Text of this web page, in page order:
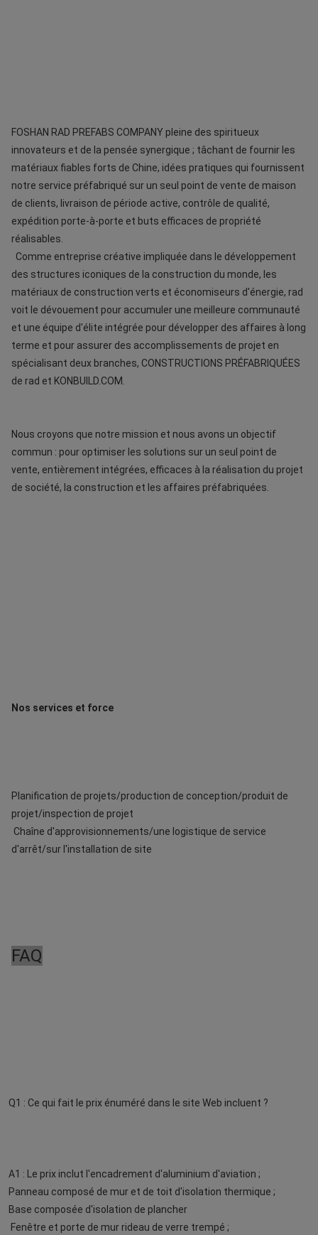
FOSHAN RAD PREFABS COMPANY pleine des spiritueux
innovateurs et de la pensée synergique ; tâchant de fournir les
matériaux fiables forts de Chine, idées pratiques qui fournissent
notre service préfabriqué sur un seul point de vente de maison
de clients, livraison de période active, contrôle de qualité,
expédition porte-à-porte et buts efficaces de propriété
réalisables.
Comme entreprise créative impliquée dans le développement
des structures iconiques de la construction du monde, les
matériaux de construction verts et économiseurs d'énergie, rad
voit le dévouement pour accumuler une meilleure communauté
et une équipe d'élite intégrée pour développer des affaires à long
terme et pour assurer des accomplissements de projet en
spécialisant deux branches, CONSTRUCTIONS PRÉFABRIQUÉES
de rad et KONBUILD.COM.
Nous croyons que notre mission et nous avons un objectif
commun : pour optimiser les solutions sur un seul point de
vente, entièrement intégrées, efficaces à la réalisation du projet
de société, la construction et les affaires préfabriquées.
Nos services et force
Planification de projets/production de conception/produit de
d'arrêt/sur l'installation de site
FAQ
Q1 : Ce qui fait le prix énuméré dans le site Web incluent ?
A1 : Le prix inclut l'encadrement d'aluminium d'aviation ;
Panneau composé de mur et de toit d'isolation thermique ;
Base composée d'isolation de plancher
Fenêtre et porte de mur rideau de verre trempé ;